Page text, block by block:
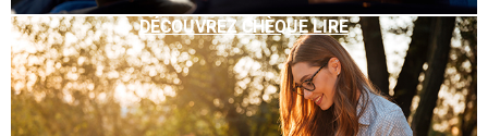
DÉCOUVREZ CHÈQUE LIRE